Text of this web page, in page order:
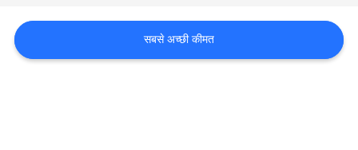
हमसे
संपर्क
सबसे अच्छी कीमत